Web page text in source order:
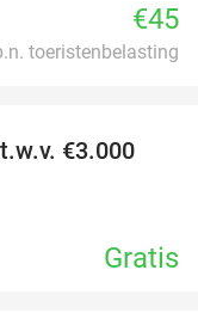
€45
toeristenbelasting
€3.000
Gratis